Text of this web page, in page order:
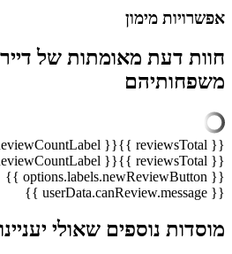
אפשרויות מימון
חוות דעת מאומתות של
משפחותיהם
{{ reviewsTotal }}
{{ options.labels.singularReviewCountLabel }}
{{ reviewsTotal }}
{{ options.labels.pluralReviewCountLabel }}
{{ options.labels.newReviewButton }}
{{ userData.canReview.message }}
מוסדות נוספים שאולי